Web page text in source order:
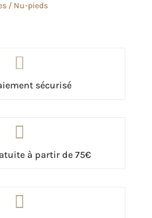
/ Nu-pieds

sécurisé

à partir de 75€
